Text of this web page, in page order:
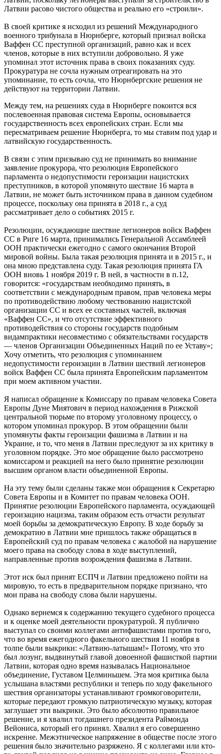
Латвии расово чистого общества и реально его «строили».
В своей критике я исходил из решений Международного
военного трибунала в Нюрнберге, который признал войска
Ваффен СС преступной организаций, равно как и всех
членов, которые в них вступили добровольно. Я уже
упоминал этот источник права в своих показаниях суду.
Прокуратура не сочла нужным отреагировать на это
упоминание, то есть сочла, что Нюрнбергские решения не
действуют на территории Латвии.
Между тем, на решениях суда в Нюрнберге покоится вся
послевоенная правовая система Европы, основывается
государственность всех европейских стран. Если мы
пересматриваем решение Нюрнберга, то мы ставим под удар и
латвийскую государственность.
В связи с этим призываю суд не принимать во внимание
заявление прокурора, что резолюция Европейского
парламента о недопустимости героизации нацистских
преступников, в которой упомянуто шествие 16 марта в
Латвии, не может быть источником права в данном судебном
процессе, поскольку она принята в 2018 г., а суд
рассматривает дело о событиях 2015 г.
Резолюции, осуждающие шествие легионеров войск Ваффен
СС в Риге 16 марта, принимались Генеральной Ассамблеей
ООН практически ежегодно с самого окончания Второй
мировой войны. Была такая резолюция принята и в 2015 г., и
она мною представлена суду. Такая резолюция принята ГА
ООН вновь 1 ноября 2019 г. В ней, в частности в п.12,
говорится: «государствам необходимо принять, в
соответствии с международным правом, прав человека меры
по противодействию любому чествованию нацистской
организации СС и всех ее составных частей, включая
«Ваффен СС», и что отсутствие эффективного
противодействия со стороны государств подобным
видампрактики несовместимо с обязательствами государств
— членов Организации Объединенных Наций по ее Уставу»;
Хочу отметить, что резолюция с упоминанием
недопустимости героизации в Латвии шествий легионеров
войск Ваффен СС была принята Европейским парламентом
при моем активном участии.
Я написал обращение к Комиссару по правам человека Совета
Европы Дуне Миятович в период нахождения в Рижской
центральной тюрьме по второму уголовному процессу, о
котором упоминал прокурор. В этом обращении были
упомянуты факты героизации фашизма в Латвии и на
Украине, и то, что меня в Латвии преследуют за их критику в
уголовном порядке. Это мое обращение было рассмотрено
комиссаром и реакцией на него было принятие резолюции
высшим органом власти объединенной Европы.
На эту тему были сделаны также мои обращения к Секретарю
Совета Европы и в Комитет по правам человека ООН.
Принятие резолюции Европейского парламента, осуждающей
героизацию нацизма, таким образом есть отчасти результат
моей борьбы за демократическую Европу. В ходе борьбу за
демократию в Латвии мне пришлось также обращаться в
Европейский суд по правам человека с жалобой на нарушение
моего права на свободу слова в ходе выступлений,
направленные против возрождения фашизма в Латвии.
Этот иск был принят ЕСПЧ и Латвии предложено пойти на
мировую, то есть в предварительном порядке признано, что
мои права на свободу слова были нарушены.
Однако вернемся к содержанию текущего судебного процесса
и к оценке моей деятельности прокуратурой. Я публично
выступал со своими коллегами антифашистами против того,
что во время ежегодного факельного шествия 11 ноября в
толпе были выкрики: «Латвию-латышам!» Потому, что это
был лозунг, выдвинутый главой довоенной фашисткой партии
Латвии, которая одно время называлась Национальное
объединение, Густавом Целминьшем. Эта моя критика была
услышана властями республики и теперь по ходу факельного
шествия организаторы устанавливают громкоговорители,
которые передают громкую патриотическую музыку, которая
заглушает эти выкрики. Это было абсолютно правильное
решение, и я хвалил тогдашнего президента Раймонда
Вейониса, который его принял. Хвалил я его совершенно
искренне. Межэтническое напряжение в обществе после этого
решения было значительно разряжено. Я с коллегами или кто-